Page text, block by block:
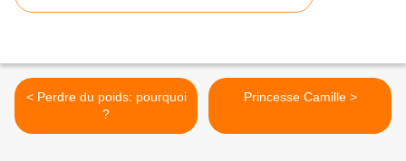
< Perdre du poids: pourquoi
?
Princesse Camille >